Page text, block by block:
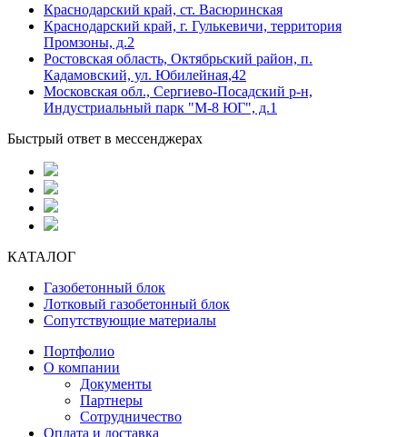
Краснодарский край, ст. Васюринская
Краснодарский край, г. Гулькевичи, территория
Промзоны, д.2
Ростовская область, Октябрьский район, п.
Кадамовский, ул. Юбилейная,42
Московская обл., Сергиево-Посадский р-н,
Индустриальный парк "М-8 ЮГ", д.1
Быстрый ответ в мессенджерах
КАТАЛОГ
Газобетонный блок
Лотковый газобетонный блок
Сопутствующие материалы
Портфолио
О компании
Документы
Партнеры
Сотрудничество
Оплата и доставка